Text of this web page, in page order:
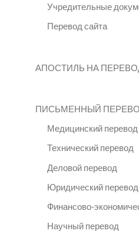
Учредительные
Перевод сайта
АПОСТИЛЬ НА
ПИСЬМЕННЫЙ
Медицинский перевод
Технический перевод
Деловой перевод
Юридический перевод
Финансово-
Научный перевод